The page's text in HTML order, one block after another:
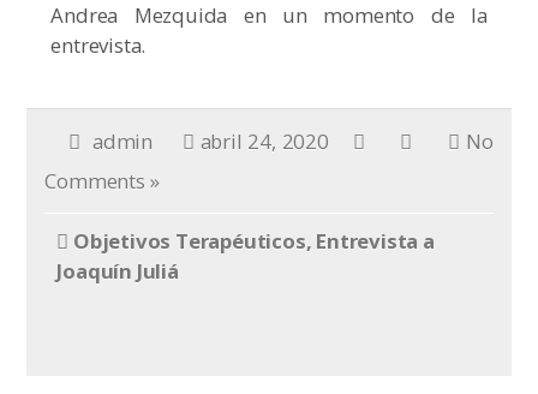
Andrea Mezquida en un momento de la
entrevista.
admin abril 24, 2020
No
Comments »
Objetivos Terapéuticos, Entrevista a
Joaquín Juliá